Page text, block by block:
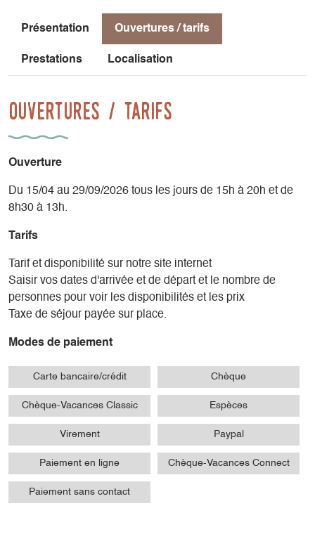
Présentation Ouvertures / tarifs
Prestations Localisation
Ouvertures / tarifs
Ouverture
Du 15/04 au 29/09/2026 tous les jours de 15h à 20h et de
8h30 à 13h.
Tarifs
Tarif et disponibilité sur notre site internet
Saisir vos dates d'arrivée et de départ et le nombre de
personnes pour voir les disponibilités et les prix
Taxe de séjour payée sur place.
Modes de paiement
Carte bancaire/crédit Chèque
Chèque-Vacances Classic Espèces
Virement Paypal
Paiement en ligne Chèque-Vacances Connect
Paiement sans contact